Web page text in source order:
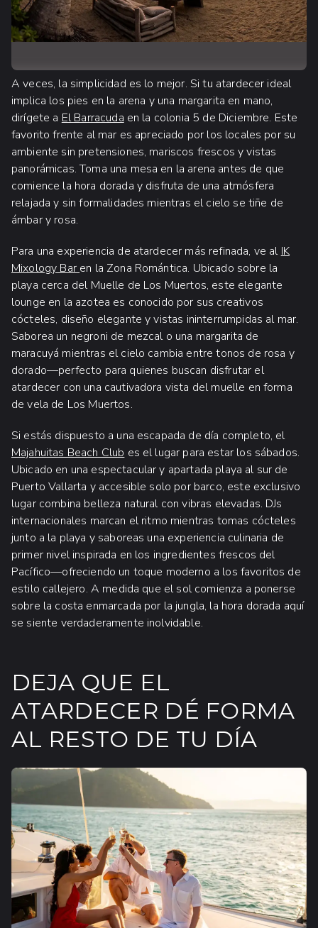
A veces, la simplicidad es lo mejor. Si tu atardecer ideal
implica los pies en la arena y una margarita en mano,
dirígete a El Barracuda en la colonia 5 de Diciembre. Este
favorito frente al mar es apreciado por los locales por su
ambiente sin pretensiones, mariscos frescos y vistas
panorámicas. Toma una mesa en la arena antes de que
comience la hora dorada y disfruta de una atmósfera
relajada y sin formalidades mientras el cielo se tiñe de
ámbar y rosa.
Para una experiencia de atardecer más refinada, ve al IK
Mixology Bar en la Zona Romántica. Ubicado sobre la
playa cerca del Muelle de Los Muertos, este elegante
lounge en la azotea es conocido por sus creativos
cócteles, diseño elegante y vistas ininterrumpidas al mar.
Saborea un negroni de mezcal o una margarita de
maracuyá mientras el cielo cambia entre tonos de rosa y
dorado—perfecto para quienes buscan disfrutar el
atardecer con una cautivadora vista del muelle en forma
de vela de Los Muertos.
Si estás dispuesto a una escapada de día completo, el
Majahuitas Beach Club es el lugar para estar los sábados.
Ubicado en una espectacular y apartada playa al sur de
Puerto Vallarta y accesible solo por barco, este exclusivo
lugar combina belleza natural con vibras elevadas. DJs
internacionales marcan el ritmo mientras tomas cócteles
junto a la playa y saboreas una experiencia culinaria de
primer nivel inspirada en los ingredientes frescos del
Pacífico—ofreciendo un toque moderno a los favoritos de
estilo callejero. A medida que el sol comienza a ponerse
sobre la costa enmarcada por la jungla, la hora dorada aquí
se siente verdaderamente inolvidable.
DEJA QUE EL
ATARDECER DÉ FORMA
AL RESTO DE TU DÍA